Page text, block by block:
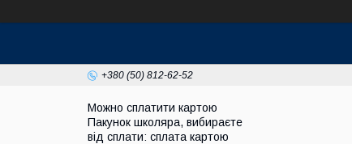
+380 (50) 812-62-52
Можно сплатити картою
Пакунок школяра, вибираєте
від сплати: сплата картою